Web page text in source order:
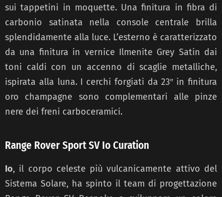
sui tappetini in moquette. Una finitura in fibra di
carbonio satinata nella console centrale brilla
splendidamente alla luce. L’esterno è caratterizzato
da una finitura in vernice Ilmenite Grey Satin dai
toni caldi con un accenno di scaglie metalliche,
ispirata alla luna. I cerchi forgiati da 23″ in finitura
oro champagne sono complementari alle pinze
nere dei freni carboceramici.
Range Rover Sport SV Io Curation
Io, il corpo celeste più vulcanicamente attivo del
Sistema Solare, ha spinto il team di progettazione